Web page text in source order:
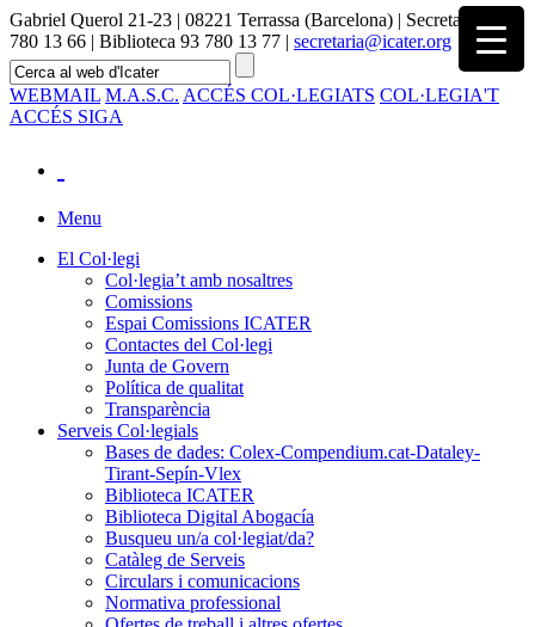
Gabriel Querol 21-23 | 08221 Terrassa (Barcelona) | Secretaria 93
780 13 66 | Biblioteca 93 780 13 77 | secretaria@icater.org
WEBMAIL M.A.S.C. ACCÉS COL·LEGIATS COL·LEGIA'T
ACCÉS SIGA
Menu
El Col·legi
Col·legia’t amb nosaltres
Comissions
Espai Comissions ICATER
Contactes del Col·legi
Junta de Govern
Política de qualitat
Transparència
Serveis Col·legials
Bases de dades: Colex-Compendium.cat-Dataley-
Tirant-Sepín-Vlex
Biblioteca ICATER
Biblioteca Digital Abogacía
Busqueu un/a col·legiat/da?
Catàleg de Serveis
Circulars i comunicacions
Normativa professional